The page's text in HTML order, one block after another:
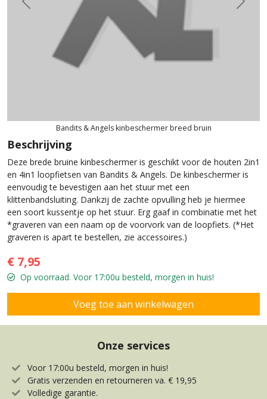
Bandits & Angels kinbeschermer breed bruin
Previous Next
Beschrijving
Deze brede bruine kinbeschermer is geschikt voor de houten 2in1
en 4in1 loopfietsen van Bandits & Angels. De kinbeschermer is
eenvoudig te bevestigen aan het stuur met een
klittenbandsluiting. Dankzij de zachte opvulling heb je hiermee
een soort kussentje op het stuur. Erg gaaf in combinatie met het
*graveren van een naam op de voorvork van de loopfiets. (*Het
graveren is apart te bestellen, zie accessoires.)
€ 7,95
Op voorraad. Voor 17:00u besteld, morgen in huis!
Onze services
Voor 17:00u besteld, morgen in huis!
Gratis verzenden en retourneren va. € 19,95
Volledige garantie.